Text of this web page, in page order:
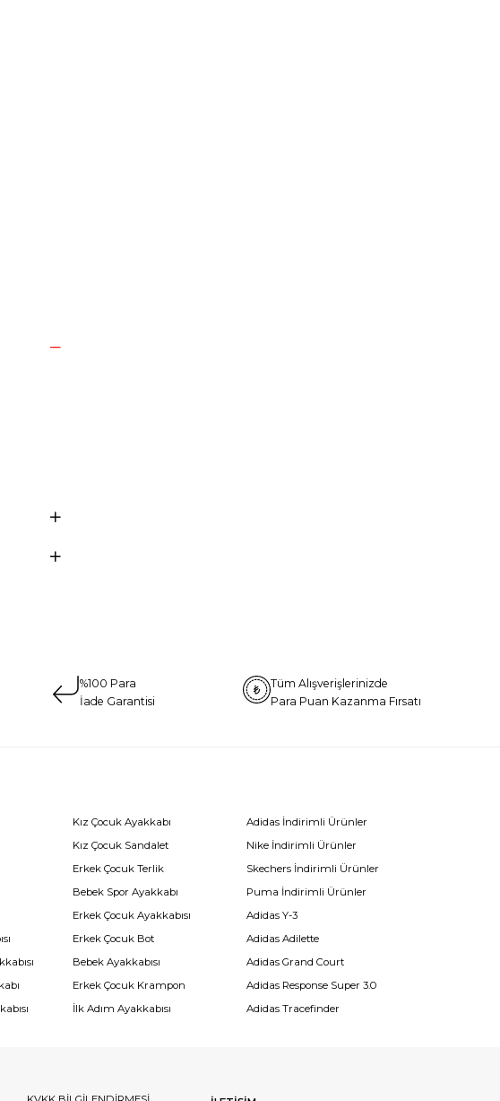
%100 Para
İade Garantisi
Tüm Alışverişlerinizde
Para Puan Kazanma Fırsatı
Kız Çocuk Ayakkabı
Kız Çocuk Sandalet
Erkek Çocuk Terlik
Bebek Spor Ayakkabı
Erkek Çocuk Ayakkabısı
Erkek Çocuk Bot
Bebek Ayakkabısı
Erkek Çocuk Krampon
İlk Adım Ayakkabısı
Adidas İndirimli Ürünler
Nike İndirimli Ürünler
Skechers İndirimli Ürünler
Puma İndirimli Ürünler
Adidas Y-3
Adidas Adilette
Adidas Grand Court
Adidas Response Super 3.0
Adidas Tracefinder